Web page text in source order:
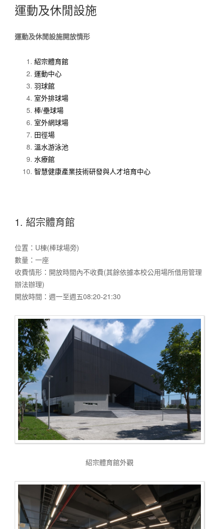
運動及休閒設施
運動及休閒設施開放情形
紹宗體育館
運動中心
羽球館
室外排球場
棒/壘球場
室外網球場
田徑場
溫水游泳池
水療館
智慧健康產業技術研發與人才培育中心
1. 紹宗體育館
位置：U棟(棒球場旁)
數量：一座
收費情形：開放時間內不收費(其餘依據本校公用場所借用管理
辦法辦理)
開放時間：週一至週五08:20-21:30
紹宗體育館外觀